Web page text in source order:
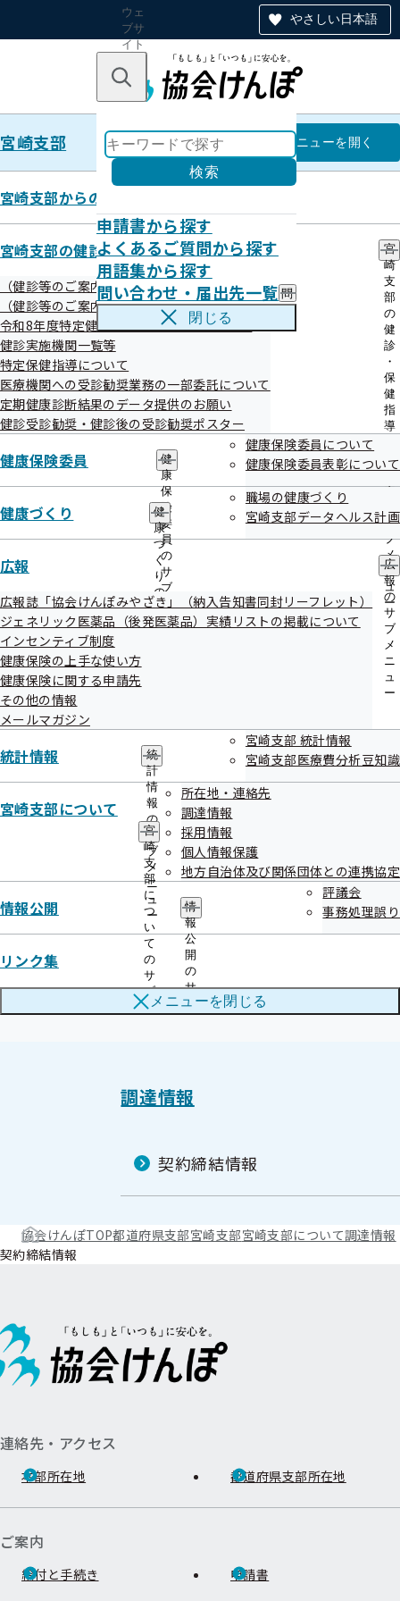
やさしい日本語
ウェ
ブサ
イト
のナ
ン
キーワードで探す
検索
申請書から探す
よくあるご質問から探す
用語集から探す
問い合わせ・届出先一覧 問
い
一
覧
の
サ
ブ
メ
閉じる
宮崎支部 宮崎支部
メニューを開く
宮崎支部からのお知らせ
宮崎支部の健診・保健指導のご案内
宮
崎
支
部
の
健
診
・
保
健
指
導
ご
案
内
サ
ブ
メ
ニ
ュ
ー
（健診等のご案内）ご本人（被保険者）さま
（健診等のご案内）ご家族（被扶養者）さま
令和8年度特定健診（集団健診）のお知らせ
健診実施機関一覧等
特定保健指導について
医療機関への受診勧奨業務の一部委託について
定期健康診断結果のデータ提供のお願い
健診受診勧奨・健診後の受診勧奨ポスター
健康保険委員
健
康
保
険
委
員
の
サ
ブ
メ
ニ
健康保険委員について
健康保険委員表彰について
健康づくり
健
康
づ
く
り
の
サ
ブ
職場の健康づくり
宮崎支部データヘルス計画
広報
広
報
の
サ
ブ
メ
ニ
ュ
ー
広報誌「協会けんぽみやざき」（納入告知書同封リーフレット）
ジェネリック医薬品（後発医薬品）実績リストの掲載について
インセンティブ制度
健康保険の上手な使い方
健康保険に関する申請先
その他の情報
メールマガジン
統計情報
統
計
情
報
の
サ
ブ
メ
ニ
ュ
ー
宮崎支部 統計情報
宮崎支部医療費分析豆知識
宮崎支部について
宮
崎
支
部
に
つ
い
て
の
サ
ブ
メ
所在地・連絡先
調達情報
採用情報
個人情報保護
地方自治体及び関係団体との連携協定
情報公開
情
報
公
開
の
サ
ブ
メ
評議会
事務処理誤り
リンク集
メニューを閉じる
契約締結情報
令和08年06月08日
協会けんぽ宮崎支部 契約締結情報
令和8年度契約締結情報
随意契約
令和7年度契約締結情報
競争入札
随意契約
令和6年度契約締結情報
競争入札
随意契約
調達情報
契約締結情報
協会けんぽTOP都道府県支部宮崎支部宮崎支部について調達情報
契約締結情報
連絡先・アクセス
本部所在地 都道府県支部所在地
ご案内
給付と手続き 申請書